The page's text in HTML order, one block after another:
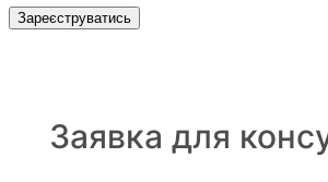
Зареєструватись
Заявка для